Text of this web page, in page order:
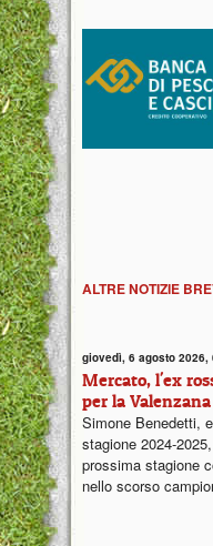
ALTRE NOTIZIE
giovedì, 6 agosto 2026,
Mercato, l'ex
per la Valenzana
Simone Benedetti,
stagione 2024-
prossima stagione
nello scorso